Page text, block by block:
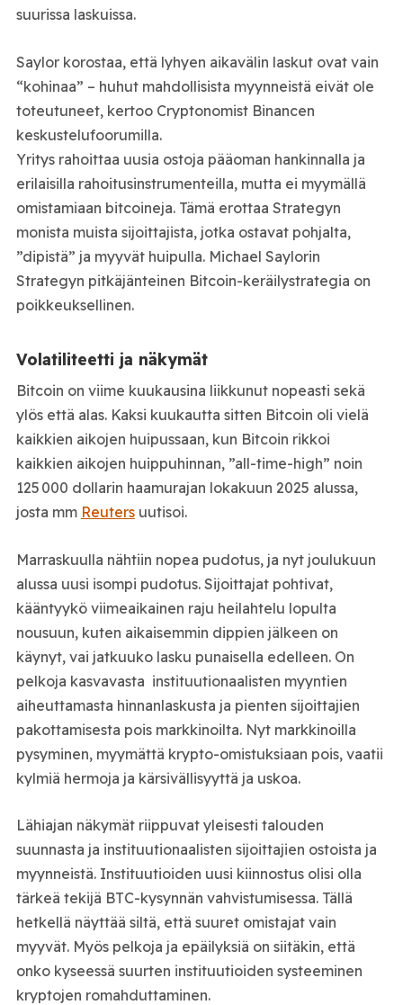
suurissa laskuissa.
Saylor korostaa, että lyhyen aikavälin laskut ovat vain
“kohinaa” – huhut mahdollisista myynneistä eivät ole
toteutuneet, kertoo Cryptonomist Binancen
keskustelufoorumilla.
Yritys rahoittaa uusia ostoja pääoman hankinnalla ja
erilaisilla rahoitusinstrumenteilla, mutta ei myymällä
omistamiaan bitcoineja. Tämä erottaa Strategyn
monista muista sijoittajista, jotka ostavat pohjalta,
”dipistä” ja myyvät huipulla. Michael Saylorin
Strategyn pitkäjänteinen Bitcoin-keräilystrategia on
poikkeuksellinen.
Volatiliteetti ja näkymät
Bitcoin on viime kuukausina liikkunut nopeasti sekä
ylös että alas. Kaksi kuukautta sitten Bitcoin oli vielä
kaikkien aikojen huipussaan, kun Bitcoin rikkoi
kaikkien aikojen huippuhinnan, ”all-time-high” noin
125 000 dollarin haamurajan lokakuun 2025 alussa,
josta mm Reutersuutisoi.
Marraskuulla nähtiin nopea pudotus, ja nyt joulukuun
alussa uusi isompi pudotus. Sijoittajat pohtivat,
kääntyykö viimeaikainen raju heilahtelu lopulta
nousuun, kuten aikaisemmin dippien jälkeen on
käynyt, vai jatkuuko lasku punaisella edelleen. On
pelkoja kasvavasta instituutionaalisten myyntien
aiheuttamasta hinnanlaskusta ja pienten sijoittajien
pakottamisesta pois markkinoilta. Nyt markkinoilla
pysyminen, myymättä krypto-omistuksiaan pois, vaatii
kylmiä hermoja ja kärsivällisyyttä ja uskoa.
Lähiajan näkymät riippuvat yleisesti talouden
suunnasta ja instituutionaalisten sijoittajien ostoista ja
myynneistä. Instituutioiden uusi kiinnostus olisi olla
tärkeä tekijä BTC-kysynnän vahvistumisessa. Tällä
hetkellä näyttää siltä, että suuret omistajat vain
myyvät. Myös pelkoja ja epäilyksiä on siitäkin, että
onko kyseessä suurten instituutioiden systeeminen
kryptojen romahduttaminen.